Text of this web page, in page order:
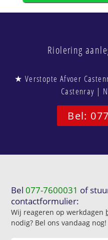
Riolering
★ Verstopte Afvoer
Castenray |
Bel:
Bel077-7600031 of
contactformulier:
Wij reageren op werkdagen
nodig? Bel ons vandaag nog!